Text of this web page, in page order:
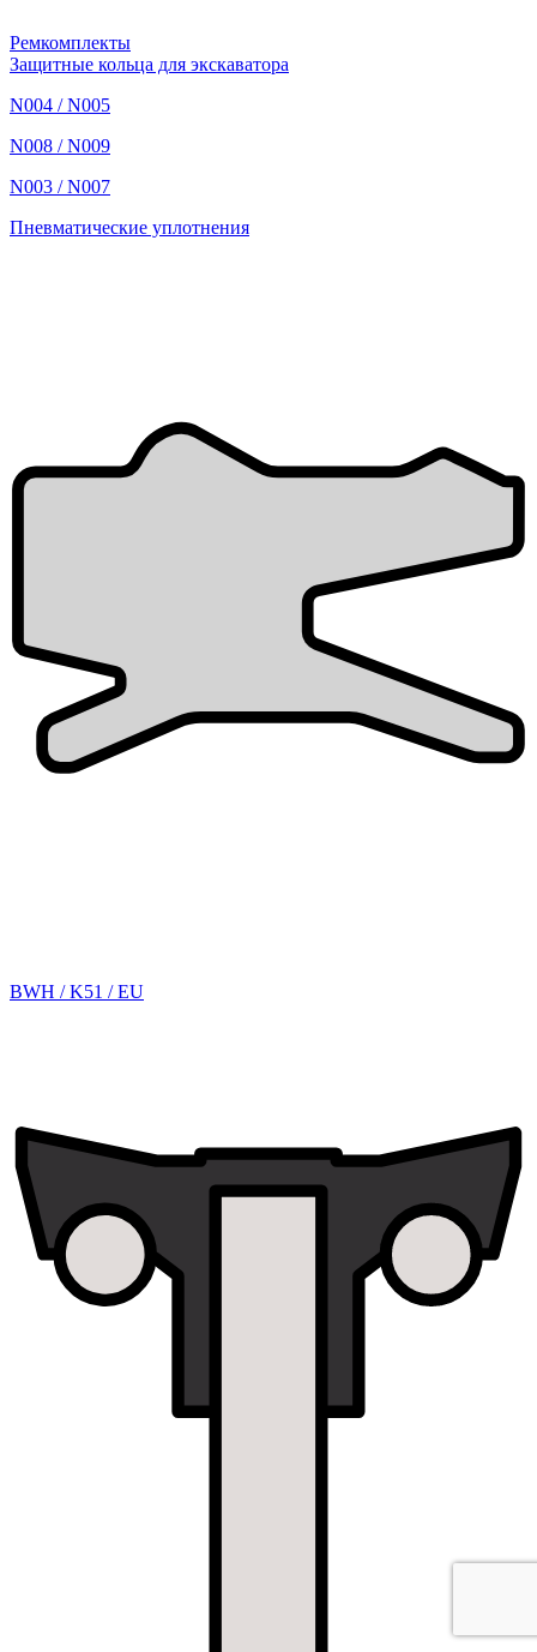
Ремкомплекты
Защитные кольца для экскаватора
N004 / N005
N008 / N009
N003 / N007
Пневматические уплотнения
BWH / K51 / EU